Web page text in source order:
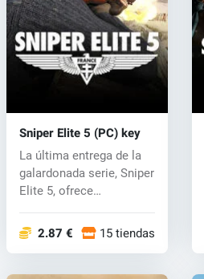
Sniper Elite 5 (PC) key
La última entrega de la
galardonada serie, Sniper
Elite 5, ofrece
2.87 € 15 tiendas